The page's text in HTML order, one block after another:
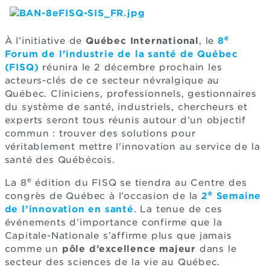
À l’initiative de Québec International, le 8e
Forum de l’industrie de la santé de Québec
(FISQ) réunira le 2 décembre prochain les
acteurs-clés de ce secteur névralgique au
Québec. Cliniciens, professionnels, gestionnaires
du système de santé, industriels, chercheurs et
experts seront tous réunis autour d’un objectif
commun : trouver des solutions pour
véritablement mettre l'innovation au service de la
santé des Québécois.
La 8e édition du FISQ se tiendra au Centre des
congrès de Québec à l’occasion de la2e Semaine
de l’innovation en santé. La tenue de ces
événements d’importance confirme que la
Capitale-Nationale s’affirme plus que jamais
comme un pôle d’excellence majeur dans le
secteur des sciences de la vie au Québec.